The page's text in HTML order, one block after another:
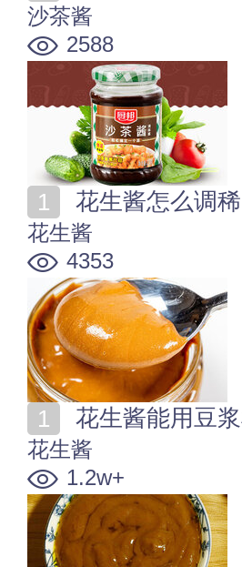
沙茶酱
2588
花生酱怎么调
花生酱
4353
花生酱能用豆
花生酱
1.2w+